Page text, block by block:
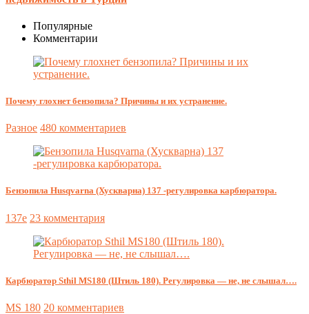
Популярные
Комментарии
Почему глохнет бензопила? Причины и их устранение.
Разное 480 комментариев
Бензопила Husqvarna (Хускварна) 137 -регулировка карбюратора.
137e 23 комментария
Карбюратор Sthil MS180 (Штиль 180). Регулировка — не, не слышал….
MS 180 20 комментариев